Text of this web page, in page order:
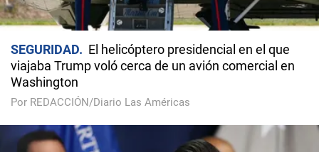
SEGURIDAD
El helicóptero presidencial en el que
viajaba Trump voló cerca de un avión comercial en
Washington
Por REDACCIÓN/Diario Las Américas